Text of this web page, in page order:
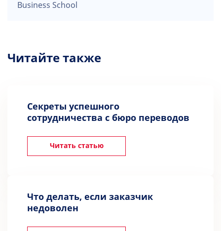
Business School
Читайте также
Секреты успешного
сотрудничества с бюро переводов
Читать статью
Что делать, если заказчик
недоволен